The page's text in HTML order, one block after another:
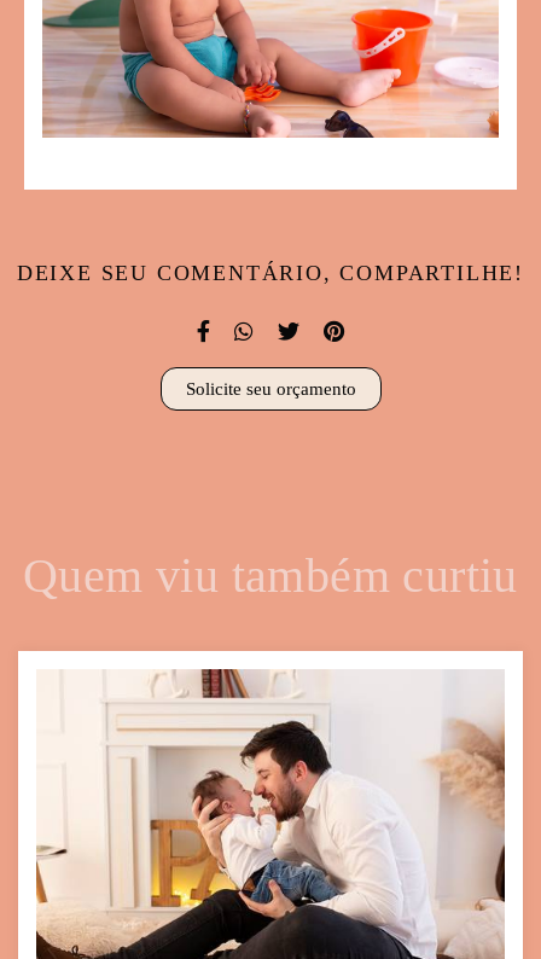
DEIXE SEU COMENTÁRIO, COMPARTILHE!
Solicite seu orçamento
Quem viu também curtiu